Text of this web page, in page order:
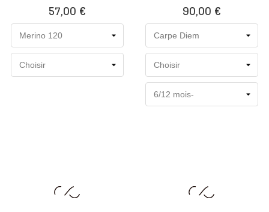
Prix
57,00 € Prix
90,00 €